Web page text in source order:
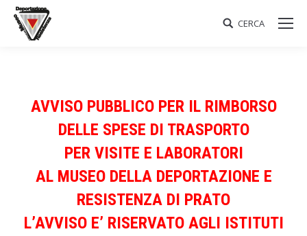
Search:
CERCA
AVVISO PUBBLICO PER IL RIMBORSO
DELLE SPESE DI TRASPORTO
PER VISITE E LABORATORI
AL MUSEO DELLA DEPORTAZIONE E
RESISTENZA DI PRATO
L’AVVISO E’ RISERVATO AGLI ISTITUTI